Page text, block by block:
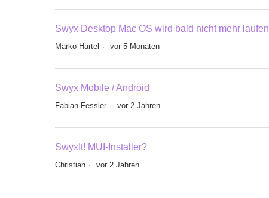
Swyx Desktop Mac OS wird bald nicht mehr laufen
Marko Härtel vor 5 Monaten
Swyx Mobile / Android
Fabian Fessler vor 2 Jahren
SwyxIt! MUI-Installer?
Christian vor 2 Jahren